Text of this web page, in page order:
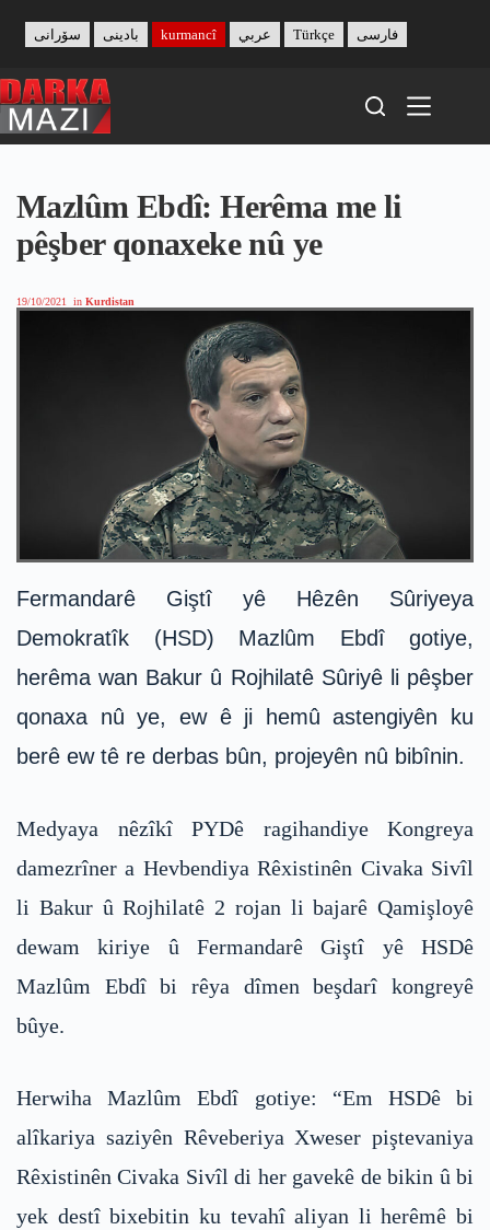
content
بادینی سۆرانی kurmancî عربي Türkçe فارسی
Mazlûm Ebdî: Herêma me li
pêşber qonaxeke nû ye
19/10/2021 in Kurdistan
Fermandarê Giştî yê Hêzên Sûriyeya
Demokratîk (HSD) Mazlûm Ebdî gotiye,
herêma wan Bakur û Rojhilatê Sûriyê li pêşber
qonaxa nû ye, ew ê ji hemû astengiyên ku
berê ew tê re derbas bûn, projeyên nû bibînin.
Medyaya nêzîkî PYDê ragihandiye Kongreya
damezrîner a Hevbendiya Rêxistinên Civaka Sivîl
li Bakur û Rojhilatê 2 rojan li bajarê Qamişloyê
dewam kiriye û Fermandarê Giştî yê HSDê
Mazlûm Ebdî bi rêya dîmen beşdarî kongreyê
bûye.
Herwiha Mazlûm Ebdî gotiye: “Em HSDê bi
alîkariya saziyên Rêveberiya Xweser piştevaniya
Rêxistinên Civaka Sivîl di her gavekê de bikin û bi
yek destî bixebitin ku tevahî aliyan li herêmê bi